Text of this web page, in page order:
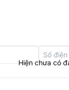
Hiện chưa có